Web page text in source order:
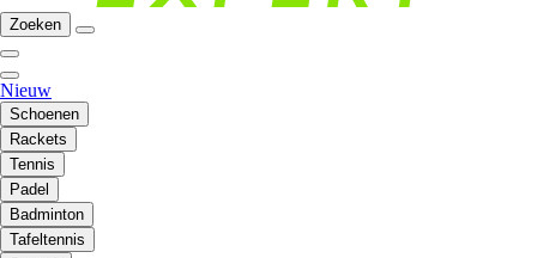
Zoeken
Nieuw
Schoenen
Rackets
Tennis
Padel
Badminton
Tafeltennis